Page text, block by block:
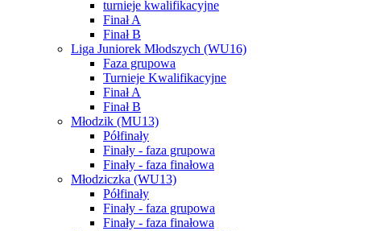
turnieje kwalifikacyjne
Finał A
Finał B
Liga Juniorek Młodszych (WU16)
Faza grupowa
Turnieje Kwalifikacyjne
Finał A
Finał B
Młodzik (MU13)
Półfinały
Finały - faza grupowa
Finały - faza finałowa
Młodziczka (WU13)
Półfinały
Finały - faza grupowa
Finały - faza finałowa